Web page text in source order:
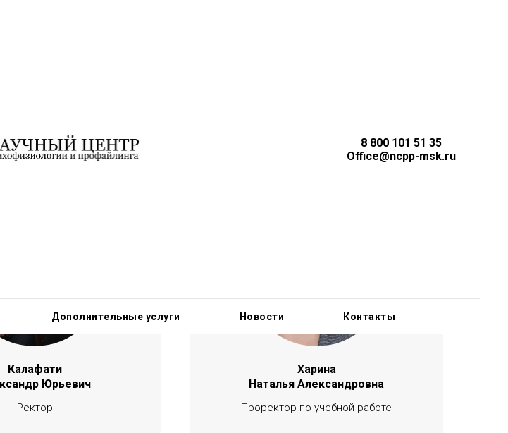
8 800 101 51 35
Office@ncpp-msk.ru
Дополнительные услуги Новости Контакты
команда
Калафати
Юрьевич
Ректор
Харина
Наталья Александровна
Проректор по учебной работе